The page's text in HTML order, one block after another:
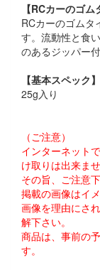
【RCカーのゴ
RCカーのゴムタ
す。流動性と食
のあるジッパー
【基本スペック】
25g入り
（ご注意）
インターネット
け取りは出来ませ
その旨、ご注意
掲載の画像はイ
画像を理由にさ
解下さい。
商品は、事前の
す。